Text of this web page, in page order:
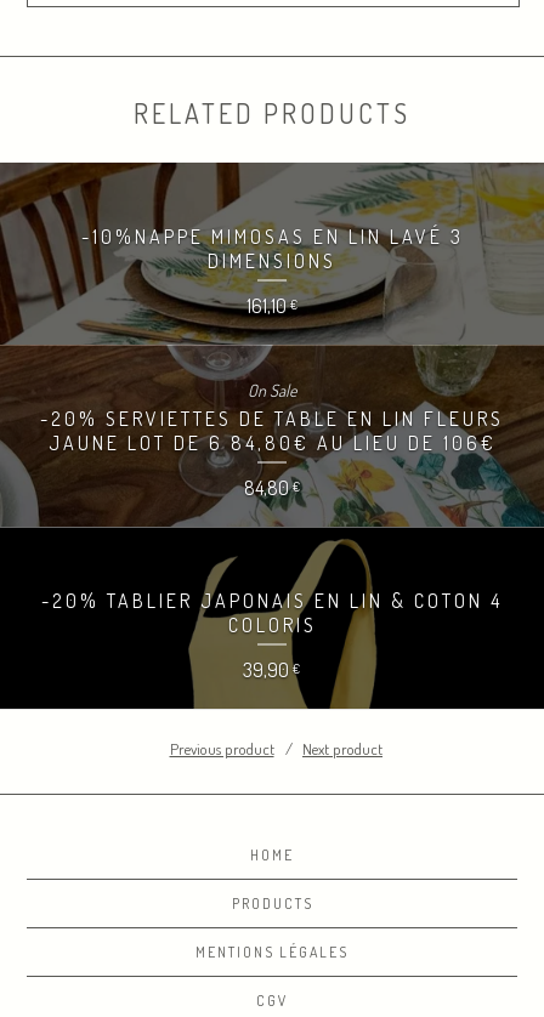
RELATED PRODUCTS
-10%NAPPE MIMOSAS EN LIN LAVÉ 3
DIMENSIONS
161,10€
-20% SERVIETTES DE TABLE EN LIN FLEURS
JAUNE LOT DE 6 84,80€ AU LIEU DE 106€
84,80€
On Sale
-20% TABLIER JAPONAIS EN LIN & COTON 4
COLORIS
39,90 €
Previous product Next product
HOME
PRODUCTS
MENTIONS LÉGALES
CGV